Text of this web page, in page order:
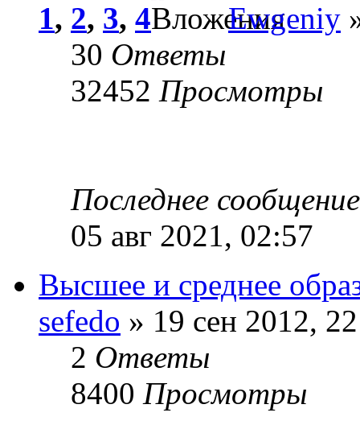
1, 2, 3, 4 Ewgeniy
30 Ответы
32452 Просмотры
Последнее
05 авг 2021, 02:57
Высшее и среднее
sefedo » 19 сен 2012,
2 Ответы
8400 Просмотры